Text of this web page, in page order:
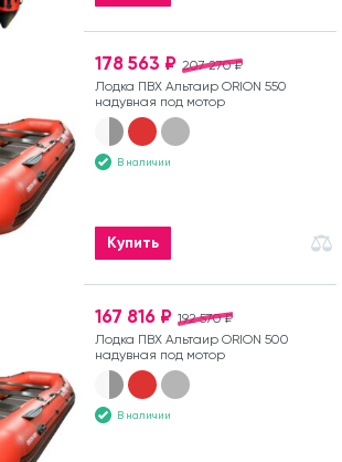
207 270 ₽
178 563 ₽
Лодка ПВХ Альтаир ORION 550
надувная под мотор
В наличии
Купить
192 570 ₽
167 816 ₽
Лодка ПВХ Альтаир ORION 500
надувная под мотор
В наличии